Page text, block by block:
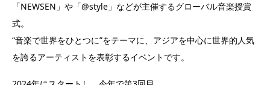
「NEWSEN」や「@style」などが主催するグローバル音楽授賞
式。
“音楽で世界をひとつに”をテーマに、アジアを中心に世界的人気
を誇るアーティストを表彰するイベントです。